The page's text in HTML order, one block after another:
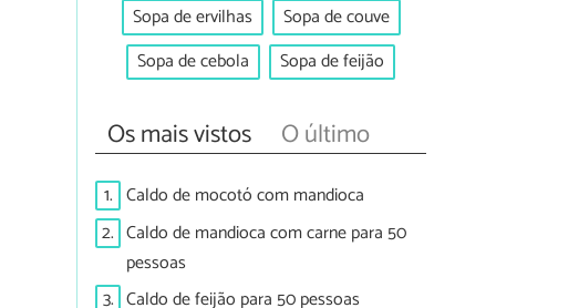
Sopa de ervilhas
Sopa de couve
Sopa de cebola
Sopa de feijão
Os mais vistos O último
1. Caldo de mocotó com mandioca
2. Caldo de mandioca com carne para 50
pessoas
3. Caldo de feijão para 50 pessoas